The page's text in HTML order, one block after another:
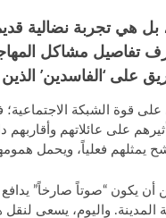
بل هي تجربة نضالية
تفاصيل مشاكل
على ‘الفاسدين’ الذين
على قوة الشبكة
على عائلاتهم
فعلياً، ويحمل همومهم
أن يكون “صوتاً صارخاً”
واليوم، يسعى لنقل